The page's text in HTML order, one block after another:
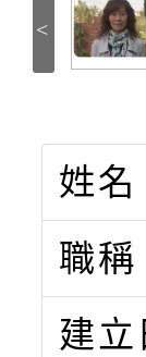
<
姓名
職稱
建